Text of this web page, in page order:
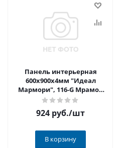
Панель интерьерная
600х900х4мм "Идеал
Мармори", 116-G Мрамор
коричневый глянцевый
924 руб./шт
В корзину